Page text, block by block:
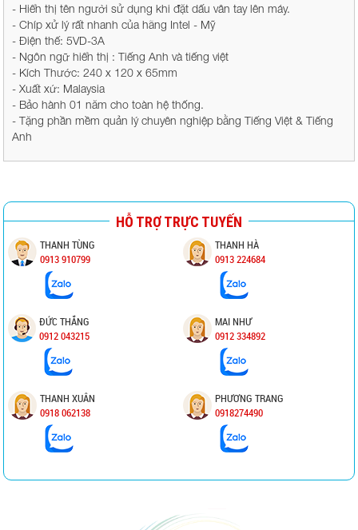
- Hiển thị tên người sử dụng khi đặt dấu vân tay lên máy.
- Chíp xử lý rất nhanh của hãng Intel - Mỹ
- Điện thế: 5VD-3A
- Ngôn ngữ hiển thị : Tiếng Anh và tiếng việt
- Kích Thước: 240 x 120 x 65mm
- Xuất xứ: Malaysia
- Bảo hành 01 năm cho toàn hệ thống.
- Tặng phần mềm quản lý chuyên nghiệp bằng Tiếng Việt & Tiếng
Anh
HỖ TRỢ TRỰC TUYẾN
THANH TÙNG
0913 910799
THANH HÀ
0913 224684
ĐỨC THẮNG
0912 043215
MAI NHƯ
0912 334892
THANH XUÂN
0918 062138
PHƯƠNG TRANG
0918274490